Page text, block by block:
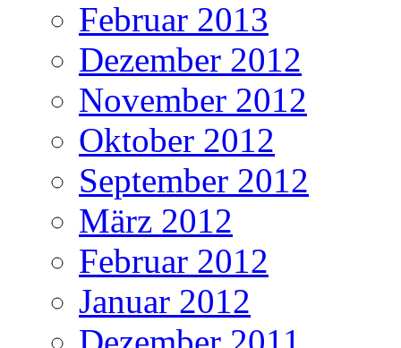
Februar 2013
Dezember 2012
November 2012
Oktober 2012
September 2012
März 2012
Februar 2012
Januar 2012